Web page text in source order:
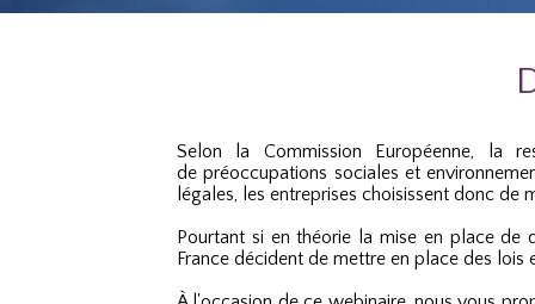
Selon la Commission Européenne, la
depréoccupations sociales et
légales, les entreprises choisissent donc
Pourtantsi en théorie la mise en place de
France décident de mettre en place des